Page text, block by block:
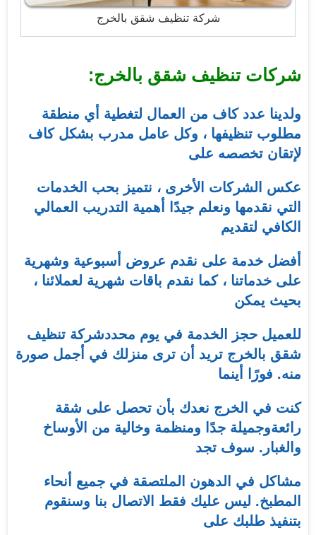
شركة تنظيف شقق بالخرج
شركات تنظيف شقق بالخرج:
ولدينا عدد كاف من العمال لتغطية أي منطقة
مطلوب تنظيفها ، وكل عامل مدرب بشكل كاف
لإتقان تخصصه على
عكس الشركات الأخرى ، نتميز بحب الخدمات
التي نقدمها ونعلم جيدًا أهمية التدريب العمالي
الكافي لتقديم
أفضل خدمة على نقدم عروض أسبوعية وشهرية
على خدماتنا ، كما نقدم باقات شهرية لعملائنا ،
بحيث يمكن
للعميل حجز الخدمة في يوم محددشركة تنظيف
شقق بالخرج تريد أن ترى منزلك في أجمل صورة
منه. فورًا أينما
كنت في الخرج نعدك بأن تحصل على شقة
رائعةوجميلة جدًا ومنظمة وخالية من الأوساخ
والغبار. سوف تجد
مشاكل في الدهون الملتصقة في جميع أنحاء
المطبخ. ليس عليك فقط الاتصال بنا وسنقوم
بتنفيذ طلبك على